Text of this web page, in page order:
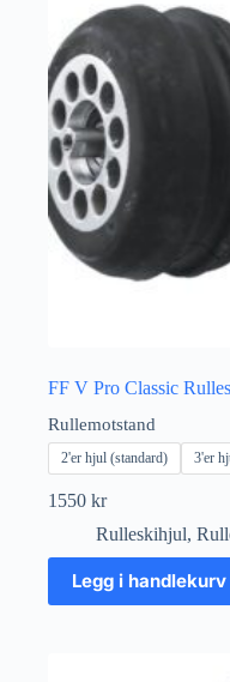
produktsiden
FF V Pro Classic
Rullemotstand
2'er hjul (standard) 3'er
1550 kr
Rulleskihjul,
Legg i handlekurv
Dette
produktet
har